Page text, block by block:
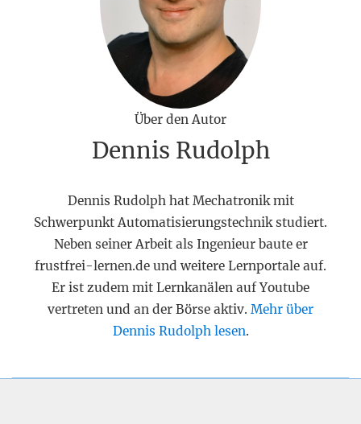
Über den Autor
Dennis Rudolph
Dennis Rudolph hat Mechatronik mit
Schwerpunkt Automatisierungstechnik studiert.
Neben seiner Arbeit als Ingenieur baute er
frustfrei-lernen.de und weitere Lernportale auf.
Er ist zudem mit Lernkanälen auf Youtube
vertreten und an der Börse aktiv. Mehr über
Dennis Rudolph lesen.